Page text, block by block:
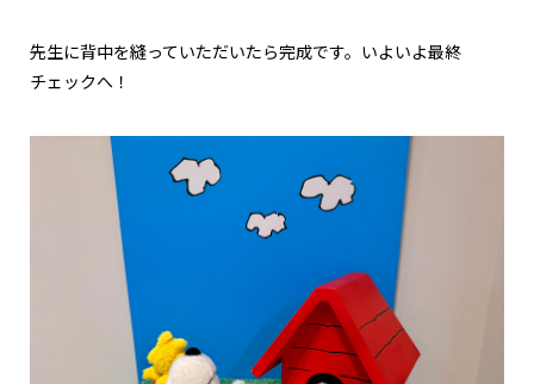
先生に背中を縫っていただいたら完成です。いよいよ最終
チェックへ！